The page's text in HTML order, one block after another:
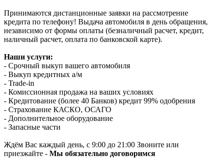
Принимаются дистанционные заявки на рассмотрение
кредита по телефону! Выдача автомобиля в день обращения,
независимо от формы оплаты (безналичный расчет, кредит,
наличный расчет, оплата по банковской карте).
Наши услуги:
- Срочный выкуп вашего автомобиля
- Выкуп кредитных а/м
- Trade-in
- Комиссионная продажа на ваших условиях
- Кредитование (более 40 Банков) кредит 99% одобрения
- Страхование КАСКО, ОСАГО
- Дополнительное оборудование
- Запасные части
Ждём Вас каждый день, с 9:00 до 21:00 Звоните или
приезжайте - Мы обязательно договоримся